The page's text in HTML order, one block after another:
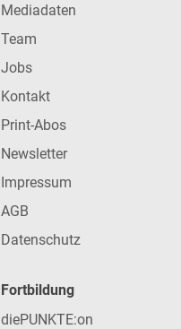
Mediadaten
Team
Jobs
Kontakt
Print-Abos
Newsletter
Impressum
AGB
Datenschutz
Fortbildung
diePUNKTE:on